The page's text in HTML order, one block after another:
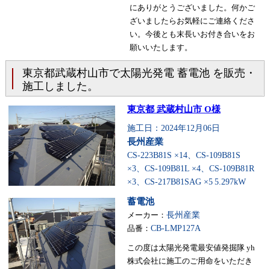
にありがとうございました。何かご
ざいましたらお気軽にご連絡くださ
い。今後とも末長いお付き合いをお
願いいたします。
東京都武蔵村山市で太陽光発電 蓄電池 を販売・
施工しました。
東京都 武蔵村山市 O様
施工日：2024年12月06日
長州産業
CS-223B81S ×14、CS-109B81S
×3、CS-109B81L ×4、CS-109B81R
×3、CS-217B81SAG ×5 5.297kW
蓄電池
メーカー： 長州産業
品番： CB-LMP127A
この度は太陽光発電最安値発掘隊 yh
株式会社に施工のご用命をいただき